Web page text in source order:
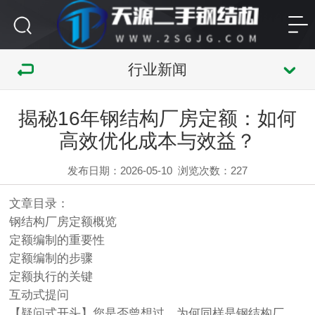
行业新闻
揭秘16年钢结构厂房定额：如何
高效优化成本与效益？
发布日期：2026-05-10 浏览次数： 227
文章目录：
钢结构厂房定额概览
定额编制的重要性
定额编制的步骤
定额执行的关键
互动式提问